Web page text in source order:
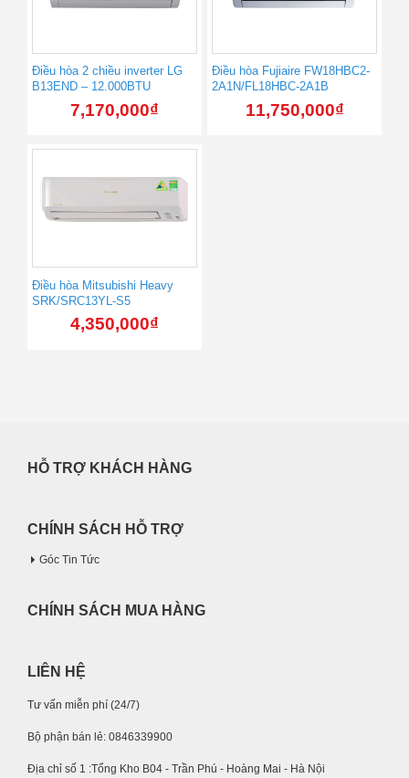
Điều hòa 2 chiều inverter LG
B13END – 12.000BTU
7,170,000₫
Điều hòa Fujiaire FW18HBC2-
2A1N/FL18HBC-2A1B
11,750,000₫
Điều hòa Mitsubishi Heavy
SRK/SRC13YL-S5
4,350,000₫
HỖ TRỢ KHÁCH HÀNG
CHÍNH SÁCH HỖ TRỢ
Góc Tin Tức
CHÍNH SÁCH MUA HÀNG
LIÊN HỆ
Tư vấn miễn phí (24/7)
Bộ phận bán lẻ: 0846339900
Địa chỉ số 1 :Tổng Kho B04 - Trần Phú - Hoàng Mai - Hà Nội